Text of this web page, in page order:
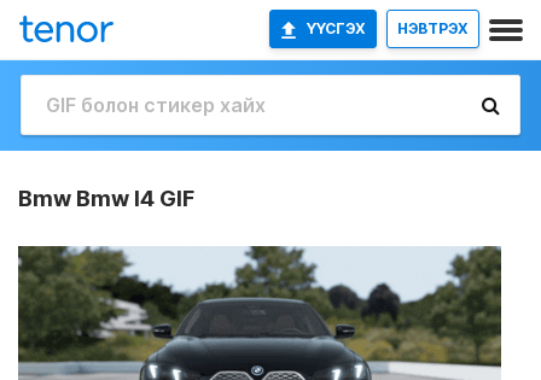
ҮҮСГЭХ НЭВТРЭХ
Bmw Bmw I4 GIF